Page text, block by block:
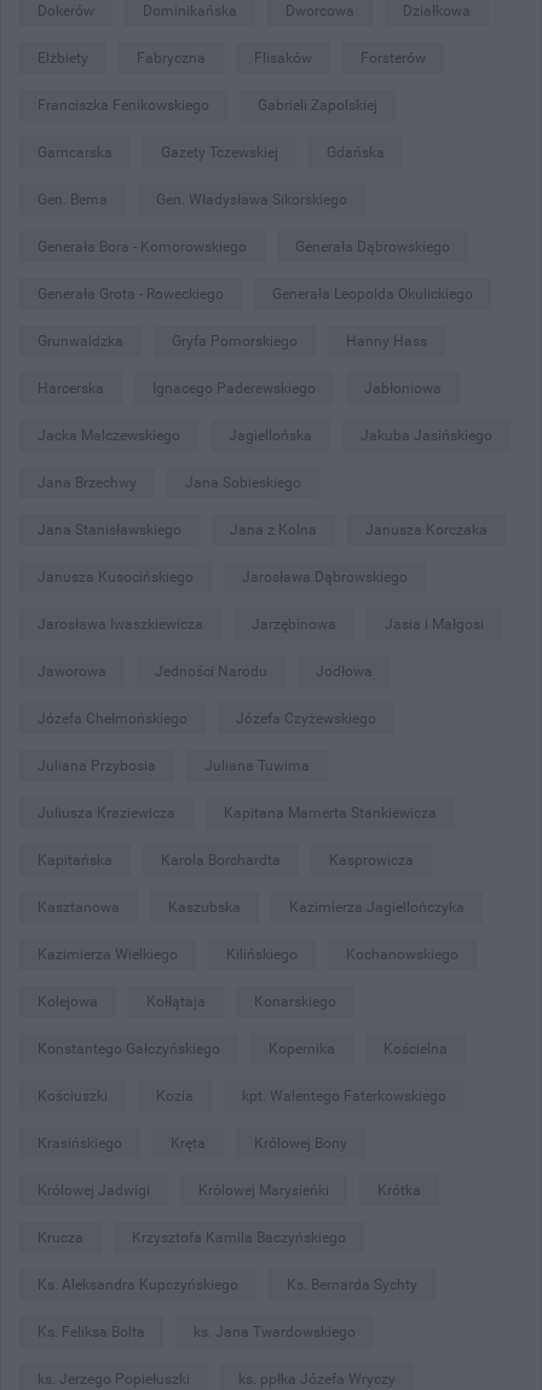
Dokerów Dominikańska Dworcowa Działkowa
Elżbiety Fabryczna Flisaków Forsterów
Franciszka Fenikowskiego Gabrieli Zapolskiej
Garncarska Gazety Tczewskiej Gdańska
Gen. Bema Gen. Władysława Sikorskiego
Generała Bora - Komorowskiego Generała Dąbrowskiego
Generała Grota - Roweckiego Generała Leopolda Okulickiego
Grunwaldzka Gryfa Pomorskiego Hanny Hass
Harcerska Ignacego Paderewskiego Jabłoniowa
Jacka Malczewskiego Jagiellońska Jakuba Jasińskiego
Jana Brzechwy Jana Sobieskiego
Jana Stanisławskiego Jana z Kolna Janusza Korczaka
Janusza Kusocińskiego Jarosława Dąbrowskiego
Jarosława Iwaszkiewicza Jarzębinowa Jasia i Małgosi
Jaworowa Jedności Narodu Jodłowa
Józefa Chełmońskiego Józefa Czyżewskiego
Juliana Przybosia Juliana Tuwima
Juliusza Kraziewicza Kapitana Mamerta Stankiewicza
Kapitańska Karola Borchardta Kasprowicza
Kasztanowa Kaszubska Kazimierza Jagiellończyka
Kazimierza Wielkiego Kilińskiego Kochanowskiego
Kolejowa Kołłątaja Konarskiego
Konstantego Gałczyńskiego Kopernika Kościelna
Kościuszki Kozia kpt. Walentego Faterkowskiego
Krasińskiego Kręta Królowej Bony
Królowej Jadwigi Królowej Marysieńki Krótka
Krucza Krzysztofa Kamila Baczyńskiego
Ks. Aleksandra Kupczyńskiego Ks. Bernarda Sychty
Ks. Feliksa Bolta ks. Jana Twardowskiego
ks. Jerzego Popiełuszki ks. ppłka Józefa Wryczy